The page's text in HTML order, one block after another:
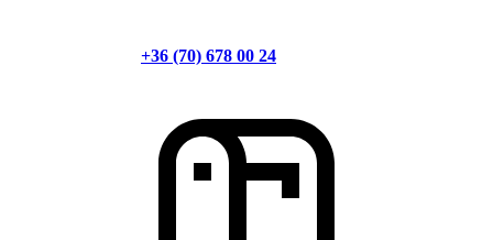
+36 (70) 678 00 24